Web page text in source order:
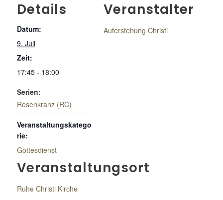
Details
Datum:
9. Juli
Zeit:
17:45 - 18:00
Serien:
Rosenkranz (RC)
Veranstaltungskatego
rie:
Gottesdienst
Veranstaltungsort
Ruhe Christi Kirche
Veranstalter
Auferstehung Christi